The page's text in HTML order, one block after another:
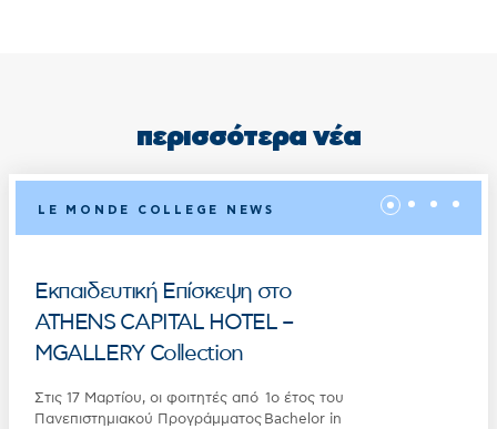
περισσότερα νέα
LE MONDE COLLEGE NEWS
Εκπαιδευτική Επίσκεψη στο
ATHENS CAPITAL HOTEL –
MGALLERY Collection
Στις 17 Μαρτίου, οι φοιτητές από 1ο έτος του
Πανεπιστημιακού Προγράμματος Bachelor in